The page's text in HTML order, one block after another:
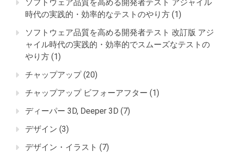
ソフトウェア品質を高める開発者テスト アジャイル
時代の実践的・効率的なテストのやり方 (1)
ソフトウェア品質を高める開発者テスト 改訂版 アジ
ャイル時代の実践的・効率的でスムーズなテストの
やり方 (1)
チャップアップ(20)
チャップアップ ビフォーアフター (1)
ディーパー 3D, Deeper 3D (7)
デザイン (3)
デザイン・イラスト (7)